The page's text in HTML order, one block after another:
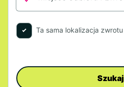
Ta sama lokalizacja zwrotu
Szukaj